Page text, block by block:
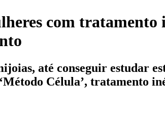
com tratamento
até conseguir estudar
Célula’, tratamento